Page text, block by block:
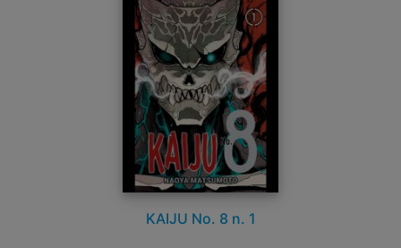
KAIJU No. 8 n. 1